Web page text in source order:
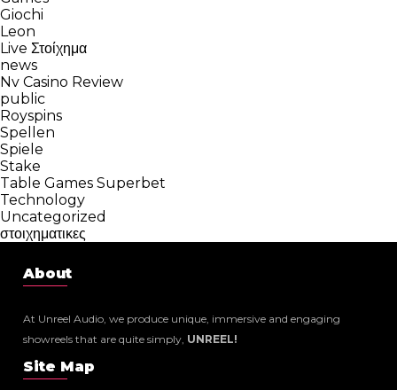
Giochi
Leon
Live Στοίχημα
news
Nv Casino Review
public
Royspins
Spellen
Spiele
Stake
Table Games Superbet
Technology
Uncategorized
στοιχηματικες
About
At Unreel Audio, we produce unique, immersive and engaging
showreels that are quite simply, UNREEL!
Site Map